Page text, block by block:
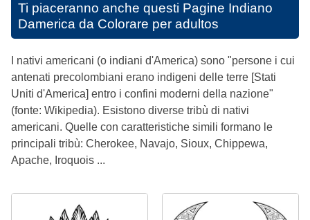
Ti piaceranno anche questi Pagine Indiano
Damerica da Colorare per adultos
I nativi americani (o indiani d'America) sono "persone i cui
antenati precolombiani erano indigeni delle terre [Stati
Uniti d'America] entro i confini moderni della nazione"
(fonte: Wikipedia). Esistono diverse tribù di nativi
americani. Quelle con caratteristiche simili formano le
principali tribù: Cherokee, Navajo, Sioux, Chippewa,
Apache, Iroquois ...